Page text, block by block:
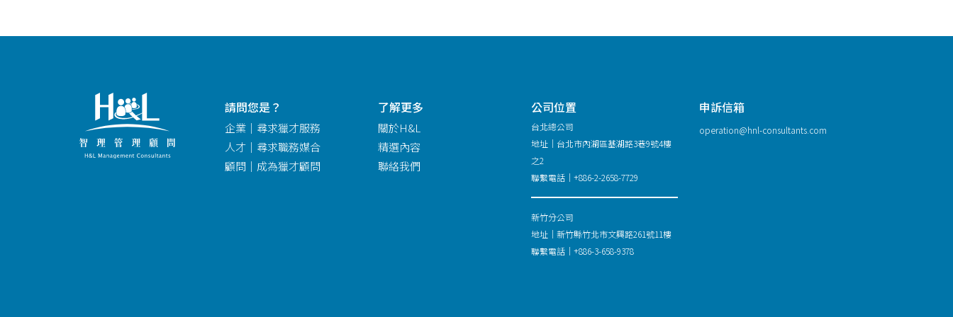
請問您是？
企業｜尋求獵才服務
人才｜尋求職務媒合
顧問｜成為獵才顧問
了解更多
關於H&L
精選內容
聯絡我們
公司位置
台北總公司
地址｜台北市內湖區基湖路3巷9號4樓
之2
聯繫電話｜+886-2-2658-7729
新竹分公司
地址｜新竹縣竹北市文興路261號11樓
聯繫電話｜+886-3-658-9378
申訴信箱
operation@hnl-consultants.com